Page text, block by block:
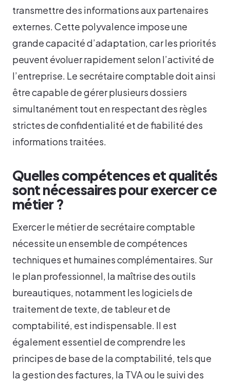
transmettre des informations aux partenaires
externes. Cette polyvalence impose une
grande capacité d’adaptation, car les priorités
peuvent évoluer rapidement selon l’activité de
l’entreprise. Le secrétaire comptable doit ainsi
être capable de gérer plusieurs dossiers
simultanément tout en respectant des règles
strictes de confidentialité et de fiabilité des
informations traitées.
Quelles compétences et qualités
sont nécessaires pour exercer ce
métier ?
Exercer le métier de secrétaire comptable
nécessite un ensemble de compétences
techniques et humaines complémentaires. Sur
le plan professionnel, la maîtrise des outils
bureautiques, notamment les logiciels de
traitement de texte, de tableur et de
comptabilité, est indispensable. Il est
également essentiel de comprendre les
principes de base de la comptabilité, tels que
la gestion des factures, la TVA ou le suivi des